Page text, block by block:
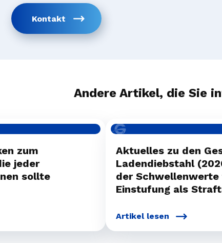
Kontakt
Andere Artikel, die Sie
zum
jeder
sollte
Aktuelles zu den
Ladendiebstahl
der
Einstufung als
Artikel lesen